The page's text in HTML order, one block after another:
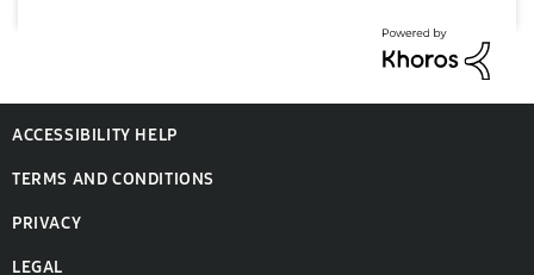
ACCESSIBILITY HELP
TERMS AND CONDITIONS
PRIVACY
LEGAL